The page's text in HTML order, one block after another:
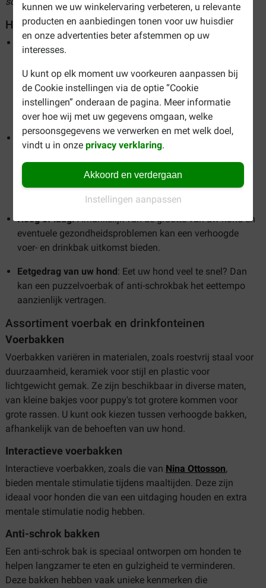
kunnen we uw winkelervaring verbeteren, u relevante
producten en aanbiedingen tonen voor uw huisdier
en onze advertenties beter afstemmen op uw
interesses.
U kunt op elk moment uw voorkeuren aanpassen bij
de Cookie instellingen via de optie “Cookie
instellingen” onderaan de pagina. Meer informatie
over hoe wij met uw gegevens omgaan, welke
persoonsgegevens we verwerken en met welk doel,
vindt u in onzeprivacy verklaring.
Akkoord en verdergaan
Instellingen aanpassen
Hoe kiest u de juiste voerbak of drinkfontein?
Materiaal: Kies voor materialen die bij de
omstandigheden passen. Wast u de bak graag
regelmatig in de vaatwasser of zoekt u een bak die
bestand is tegen weersomstandigheden? U heeft de
keuze uit materialen zoals roestvrij staal, keramiek of
voedselveilig plastic.
Formaat:
Pas de grootte aan op de behoeften van uw
hond, zodat er comfortabel gegeten en gedronken kan
worden. Vanzelfsprekend koopt u geen klein bakje voor
uw grote viervoeter. De inhoud van de bak is van belang,
zodat u het kunt vullen met voldoende voer of water.
Hoog of laag:Afhankelijk van de grootte van uw hond en
eventuele gezondheidsproblemen kan een verhoogde
voer- en drinkbak uitkomst bieden.
Eetgedrag van uw hond : Eet uw hond veel te snel? Dan
kan een puzzelvoerbak of anti-schrokbak het eettempo
aanzienlijk vertragen.
Assortiment voerbak en drinkfonteinen
Voerbakken
Voerbakken variëren in materialen, zoals roestvrij staal voor
duurzaamheid, keramiek voor stijl en plastic voor
lichtgewicht gemak. Ze zijn beschikbaar in diverse maten,
van kleine bakjes voor puppy's tot grotere kommen voor
grote rassen. U kunt ook kiezen tussen verhoogde bakken,
afhankelijk van de behoeften van uw hond.
Interactieve voerbakken
Interactieve voerbakken, zoals die van Nina Ottosson,
bieden mentale stimulatie tijdens maaltijden. Deze zijn
ideaal voor honden die van een uitdaging houden en extra
mentale stimulatie nodig hebben.
Anti-schrok bakken
Een anti-schrok bak is speciaal ontworpen om honden te
helpen langzamer te eten en gulzigheid te verminderen.
Deze bakken hebben vaak unieke kenmerken die